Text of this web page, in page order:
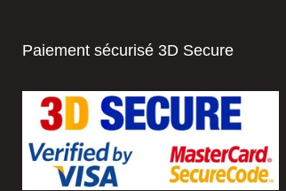
Paiement sécurisé 3D Secure